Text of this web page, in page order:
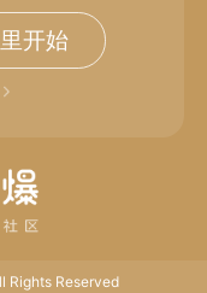
开始
Rights Reserved